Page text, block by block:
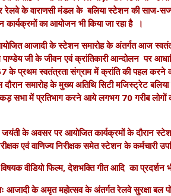
रेलवे के वाराणसी मंडल के बलिया स्टेशन की साज-
कार्यक्रमों का आयोजन भी किया जा रहा है ।
आजादी के स्टेशन समारोह के अंतर्गत आज
जी के जीवन एवं क्रांतिकारी आन्दोलन पर
के प्रथम स्वतंत्रता संग्राम में क्रांति की पहल करने
समारोह के मुख्य अतिथि सिटी मजिस्ट्रेट बलिया
सभा में प्रतिभाग करने आये लगभग 70 गरीब लोगों
के अवसर पर आयोजित कार्यक्रमों के दौरान
एवं वाणिज्य निरीक्षक समेत स्टेशन के कर्मचारी
वीडियो फिल्म, देशभक्ति गीत आदि का प्रदर्शन
के अमृत महोत्सव के अंतर्गत रेलवे सुरक्षा बल